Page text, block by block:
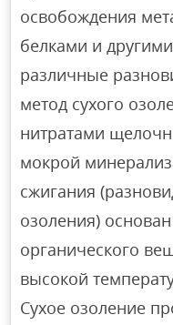
освобождения
белками и
различные
метод сухого
нитратами
мокрой
сжигания
озоления)
органического
высокой
Сухое озоление